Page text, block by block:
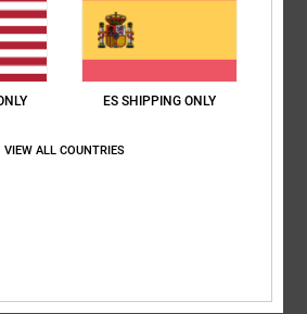
ES SHIPPING ONLY
VIEW ALL COUNTRIES